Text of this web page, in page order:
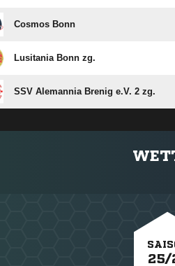
Cosmos Bonn
Lusitania Bonn zg.
SSV Alemannia Brenig e.V. 2 zg.
25/